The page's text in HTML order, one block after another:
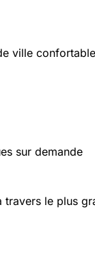
ville confortable
sur demande
travers le plus